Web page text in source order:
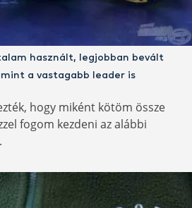
használt, legjobban bevált
a vastagabb leader is
hogy miként kötöm össze
fogom kezdeni az alábbi